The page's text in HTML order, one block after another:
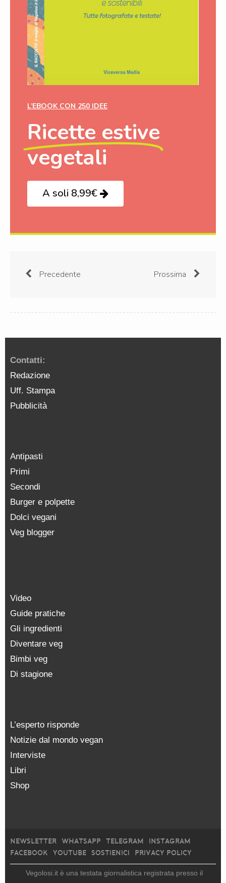
L’EBOOK CON 250 IDEE
Ricette estive
vegetali
A soli 8,99€
Precedente Prossima
Contatti:
Redazione
Uff. Stampa
Pubblicità
Antipasti
Primi
Secondi
Burger e polpette
Dolci vegani
Veg blogger
Video
Guide pratiche
Gli ingredienti
Diventare veg
Bimbi veg
Di stagione
L’esperto risponde
Notizie dal mondo vegan
Interviste
Libri
Shop
NEWSLETTER WHATSAPP TELEGRAM
INSTAGRAM
FACEBOOK
YOUTUBE SOSTIENICI PRIVACY POLICY
Vegolosi.it è una testata giornalistica registrata presso il